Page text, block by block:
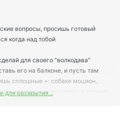
вопросы, просишь готовый
когда над тобой
для своего "волкодава"
его на балконе, и пусть там
сплошные +: собаке моцион,
времени на прогулках, и полная
для раскрытия...